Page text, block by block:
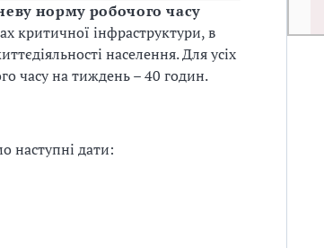
норму робочого часу
критичної інфраструктури, в
населення. Для усіх
часу на тиждень – 40 годин.
наступні дати: